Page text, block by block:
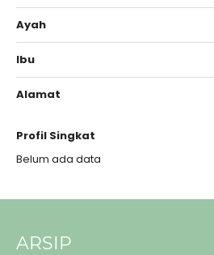
Ayah
Ibu
Alamat
Profil Singkat
Belum ada data
ARSIP